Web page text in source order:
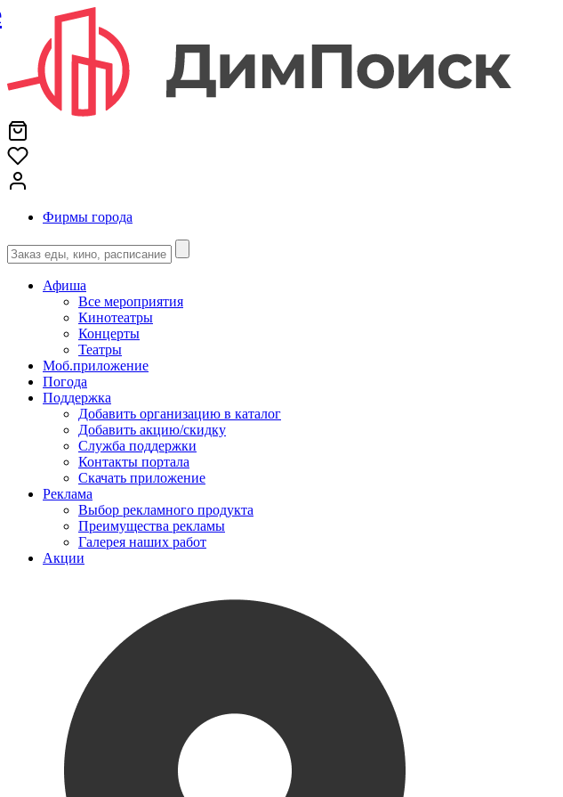
Фирмы города
Афиша
Все мероприятия
Кинотеатры
Концерты
Театры
Моб.приложение
Погода
Поддержка
Добавить организацию в каталог
Добавить акцию/скидку
Служба поддержки
Контакты портала
Скачать приложение
Реклама
Выбор рекламного продукта
Преимущества рекламы
Галерея наших работ
Акции